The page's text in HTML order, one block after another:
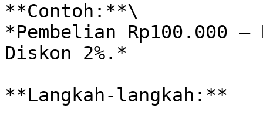
**Contoh:**\
*Pembelian Rp100.000
Diskon 2%.*
**Langkah-langkah:**